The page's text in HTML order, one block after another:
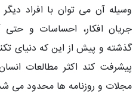
وسیله آن می توان با افراد دیگر
جریان افکار، احساسات و حتی
گذشته و پیش از این که دنیای
پیشرفت کند اکثر مطالعات
مجلات و روزنامه ها محدود می